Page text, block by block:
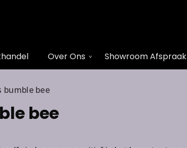
Over Ons Showroom Afspraak
bumble bee
bee